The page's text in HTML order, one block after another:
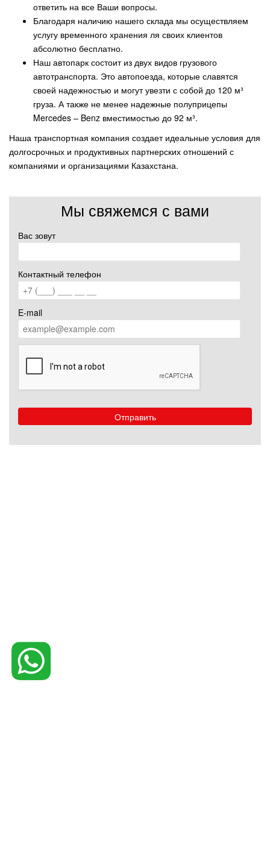
ответить на все Ваши вопросы.
Благодаря наличию нашего склада мы осуществляем
услугу временного хранения ля своих клиентов
абсолютно бесплатно.
Наш автопарк состоит из двух видов грузового
автотранспорта. Это автопоезда, которые славятся
своей надежностью и могут увезти с собой до 120 м³
груза. А также не менее надежные полуприцепы
Mercedes – Benz вместимостью до 92 м³.
Наша транспортная компания создает идеальные условия для
долгосрочных и продуктивных партнерских отношений с
компаниями и организациями Казахстана.
Мы свяжемся с вами
Вас зовут
Контактный телефон
E-mail